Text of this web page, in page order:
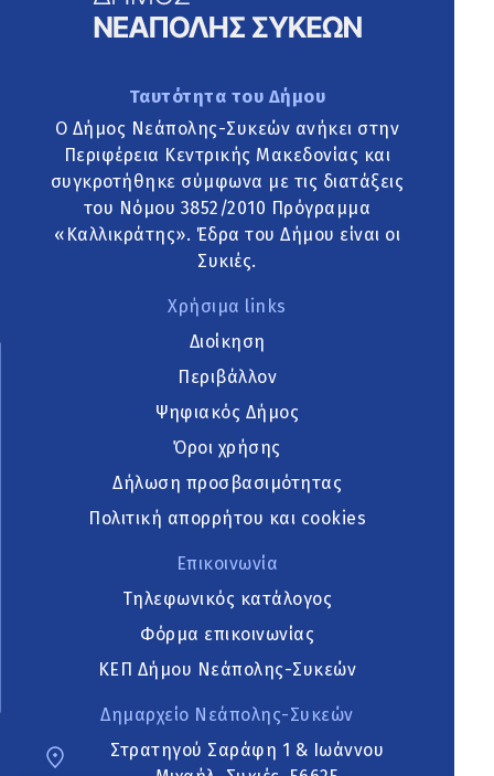
Ταυτότητα του Δήμου
Ο Δήμος Νεάπολης-Συκεών ανήκει στην
Περιφέρεια Κεντρικής Μακεδονίας και
συγκροτήθηκε σύμφωνα με τις διατάξεις
του Νόμου 3852/2010 Πρόγραμμα
«Καλλικράτης». Έδρα του Δήμου είναι οι
Συκιές.
Χρήσιμα links
Διοίκηση
Περιβάλλον
Ψηφιακός Δήμος
Όροι χρήσης
Δήλωση προσβασιμότητας
Πολιτική απορρήτου και cookies
Επικοινωνία
Τηλεφωνικός κατάλογος
Φόρμα επικοινωνίας
ΚΕΠ Δήμου Νεάπολης-Συκεών
Δημαρχείο Νεάπολης-Συκεών
Στρατηγού Σαράφη 1 & Ιωάννου